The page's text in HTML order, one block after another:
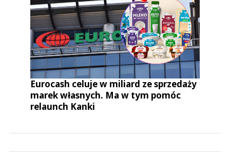
Eurocash celuje w miliard ze sprzedaży
marek własnych. Ma w tym pomóc
relaunch Kanki